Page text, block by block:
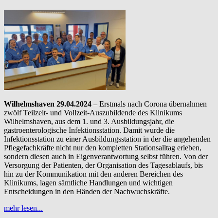
Wilhelmshaven 29.04.2024 – Erstmals nach Corona übernahmen
zwölf Teilzeit- und Vollzeit-Auszubildende des Klinikums
Wilhelmshaven, aus dem 1. und 3. Ausbildungsjahr, die
gastroenterologische Infektionsstation. Damit wurde die
Infektionsstation zu einer Ausbildungsstation in der die angehenden
Pflegefachkräfte nicht nur den kompletten Stationsalltag erleben,
sondern diesen auch in Eigenverantwortung selbst führen. Von der
Versorgung der Patienten, der Organisation des Tagesablaufs, bis
hin zu der Kommunikation mit den anderen Bereichen des
Klinikums, lagen sämtliche Handlungen und wichtigen
Entscheidungen in den Händen der Nachwuchskräfte.
mehr lesen...